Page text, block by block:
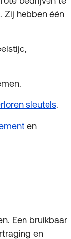
Zij hebben één
sleutels.
en
Een bruikbaar
en